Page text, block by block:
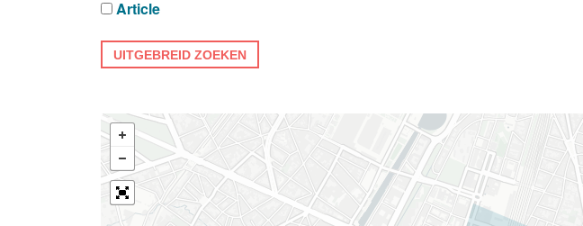
Article
UITGEBREID ZOEKEN